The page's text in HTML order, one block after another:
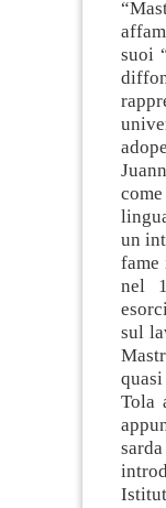
suoi
un
fame
nel
sul
Tola